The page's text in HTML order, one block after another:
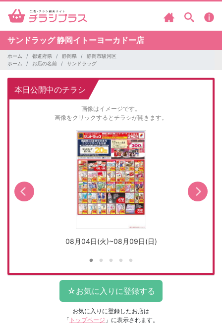
サンドラッグ静岡イトーヨーカドー店
ホーム 都道府県 静岡県
静岡市駿河区
ホーム
お店の名前 サンドラッグ
本日公開中のチラシ
画像はイメージです。
画像をクリックするとチラシが開きます。
08月04日(火)~08月09日(日)
お気に入りに登録したお店は
「 トップページ 」に表示されます。